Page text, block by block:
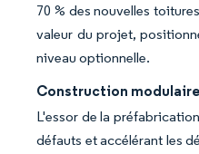
70 % des nouvelles
valeur du projet,
niveau optionnelle.
Construction
L'essor de la
défauts et accélérant les